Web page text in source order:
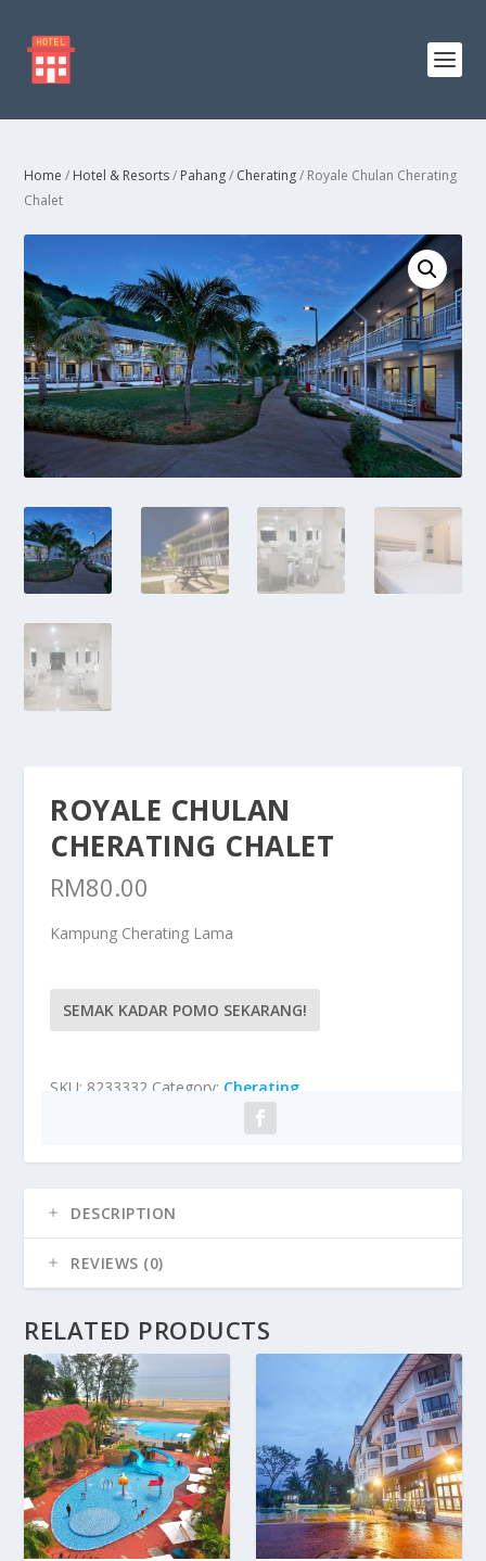
Home / Hotel & Resorts/ Pahang/ Cherating/ Royale Chulan Cherating
Chalet
ROYALE CHULAN
CHERATING CHALET
RM80.00
Kampung Cherating Lama
SEMAK KADAR POMO SEKARANG!
SKU: 8233332 Category: Cherating
DESCRIPTION
REVIEWS (0)
RELATED PRODUCTS